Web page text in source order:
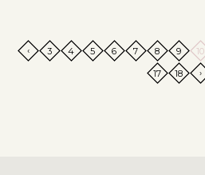
‹ 3 4 5 6 7 8 9 10
17
18 ›